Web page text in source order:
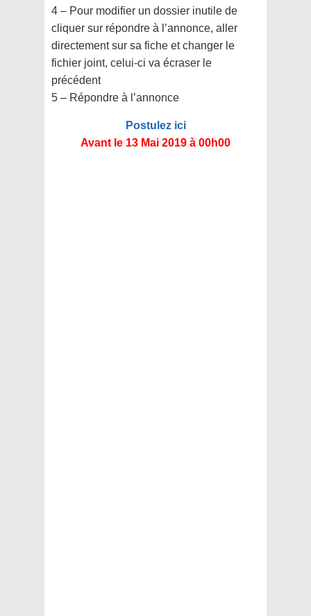
4 – Pour modifier un dossier inutile de
cliquer sur répondre à l’annonce, aller
directement sur sa fiche et changer le
fichier joint, celui-ci va écraser le
précédent
5 – Répondre à l’annonce
Postulez ici
Avant le 13 Mai 2019 à 00h00